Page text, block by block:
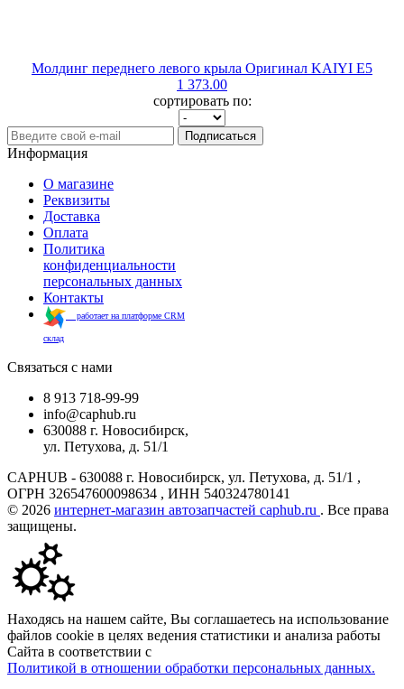
Молдинг переднего левого крыла Оригинал KAIYI E5
1 373.00
сортировать по:
Подписаться
Информация
О магазине
Реквизиты
Доставка
Оплата
Политика
конфиденциальности
персональных данных
Контакты
работает на платформе CRM
склад
Связаться с нами
8 913 718-99-99
info@caphub.ru
630088 г. Новосибирск,
ул. Петухова, д. 51/1
CAPHUB - 630088 г. Новосибирск, ул. Петухова, д. 51/1 ,
ОГРН 326547600098634 , ИНН 540324780141
© 2026 интернет-магазин автозапчастей caphub.ru . Все права
защищены.
Находясь на нашем сайте, Вы соглашаетесь на использование
файлов cookie в целях ведения статистики и анализа работы
Сайта в соответствии с
Политикой в отношении обработки персональных данных.